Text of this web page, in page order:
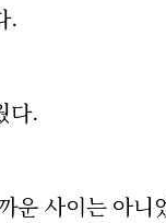
.
다.
운 사이는 아